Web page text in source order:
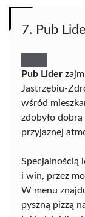
7. Pub
Pub Lider
Jastrzębiu-
wśród
zdobyło
przyjaznej
Specjalnością
i win, przez
W menu
pyszną pizzą